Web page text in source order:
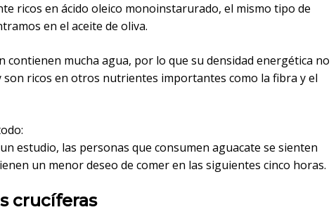
ricos en ácido oleico monoinstarurado, el mismo tipo de
en el aceite de oliva.
contienen mucha agua, por lo que su densidad energética no
son ricos en otros nutrientes importantes como la fibra y el
estudio, las personas que consumen aguacate se sienten
un menor deseo de comer en las siguientes cinco horas.
crucíferas